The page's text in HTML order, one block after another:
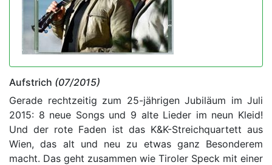
Aufstrich (07/2015)
Gerade rechtzeitig zum 25-jährigen Jubiläum im Juli
2015: 8 neue Songs und 9 alte Lieder im neun Kleid!
Und der rote Faden ist das K&K-Streichquartett aus
Wien, das alt und neu zu etwas ganz Besonderem
macht. Das geht zusammen wie Tiroler Speck mit einer